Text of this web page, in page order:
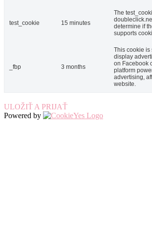
test_cookie 15 minutes
The
determine if
supports
_fbp 3 months
This cookie is
display
on Facebook
platform
advertising,
website.
ULOŽIŤ A PRIJAŤ
Powered by